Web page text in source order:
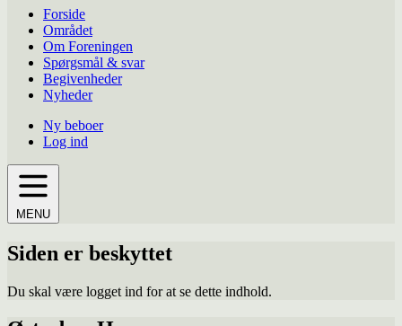
Forside
Området
Om Foreningen
Spørgsmål & svar
Begivenheder
Nyheder
Ny beboer
Log ind
MENU
Siden er beskyttet
Du skal være logget ind for at se dette indhold.